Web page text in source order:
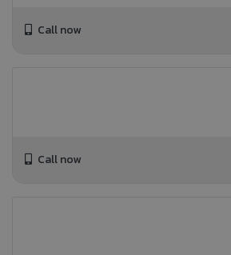
Call now
Call now